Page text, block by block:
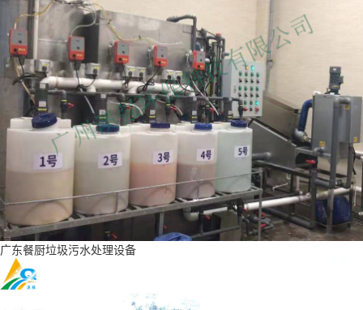
广东餐厨垃圾污水处理设备